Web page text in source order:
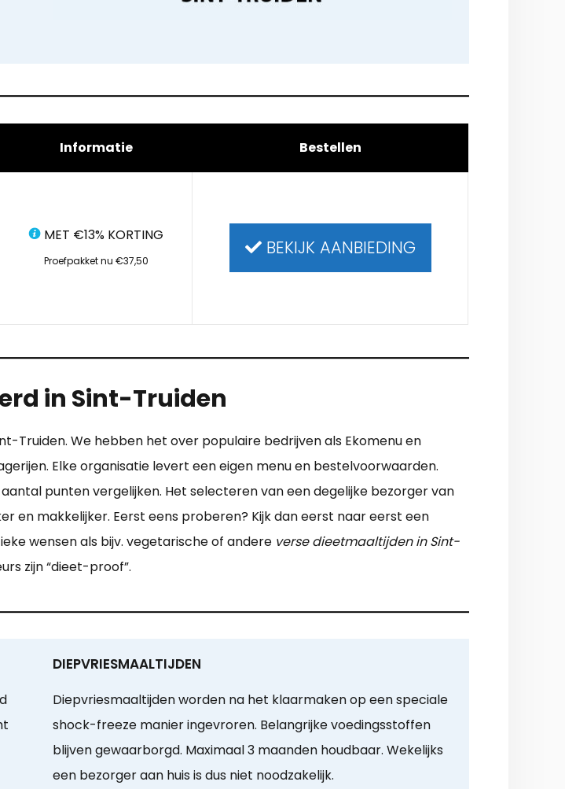
Informatie Bestellen
MET €13% KORTING
Proefpakket nu €37,50
BEKIJK AANBIEDING
in Sint-Truiden
Truiden. We hebben het over populaire bedrijven als Ekomenu en
Elke organisatie levert een eigen menu en bestelvoorwaarden.
punten vergelijken. Het selecteren van een degelijke bezorger van
en makkelijker. Eerst eens proberen? Kijk dan eerst naar eerst een
wensen als bijv. vegetarische of andere verse dieetmaaltijden in Sint-
zijn “dieet-proof”.
DIEPVRIESMAALTIJDEN
Diepvriesmaaltijden worden na het klaarmaken op een speciale
shock-freeze manier ingevroren. Belangrijke voedingsstoffen
blijven gewaarborgd. Maximaal 3 maanden houdbaar. Wekelijks
een bezorger aan huis is dus niet noodzakelijk.